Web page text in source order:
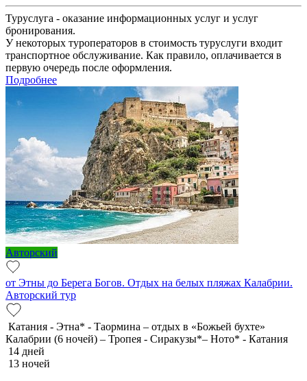
Туруслуга - оказание информационных услуг и услуг
бронирования.
У некоторых туроператоров в стоимость туруслуги входит
транспортное обслуживание. Как правило, оплачивается в
первую очередь после оформления.
Подробнее
Авторский
от Этны до Берега Богов. Отдых на белых пляжах Калабрии.
Авторский тур
Катания - Этна* - Таормина – отдых в «Божьей бухте»
Калабрии (6 ночей) – Тропея - Сиракузы*– Ното* - Катания
14 дней
13 ночей